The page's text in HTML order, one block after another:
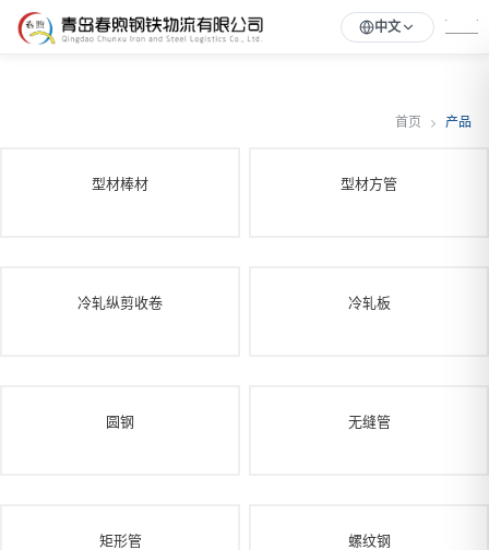
中文
首页 产品
型材棒材 型材方管
冷轧纵剪收卷 冷轧板
圆钢 无缝管
矩形管 螺纹钢